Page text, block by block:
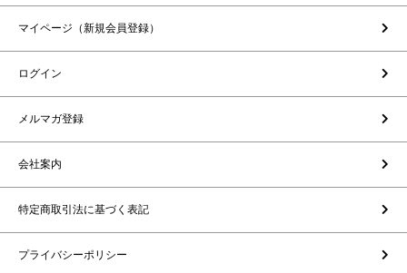
マイページ（新規会員登録）
ログイン
メルマガ登録
会社案内
特定商取引法に基づく表記
プライバシーポリシー